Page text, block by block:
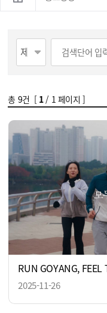
총 9건 [ 1/ 1 페이지 ]
RUN GOYANG, FEEL
2025-11-26